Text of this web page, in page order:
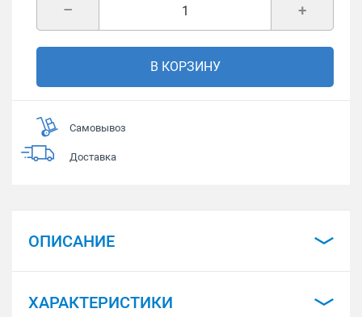
+
–
В КОРЗИНУ
Самовывоз
Доставка
ОПИСАНИЕ
ХАРАКТЕРИСТИКИ